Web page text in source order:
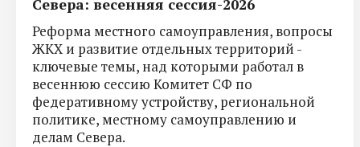
Реформа местного самоуправления, вопросы
ЖКХ и развитие отдельных территорий -
ключевые темы, над которыми работал в
весеннюю сессию Комитет СФ по
федеративному устройству, региональной
политике, местному самоуправлению и
делам Севера.